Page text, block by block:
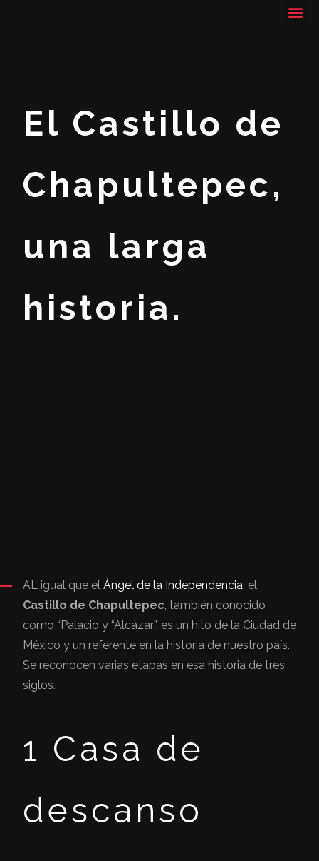
El Castillo de
Chapultepec,
una larga
historia.
AL igual que el Ángel de la Independencia, el
Castillo de Chapultepec, también conocido
como “Palacio y “Alcázar”, es un hito de la Ciudad de
México y un referente en la historia de nuestro país.
Se reconocen varias etapas en esa historia de tres
siglos.
1 Casa de
descanso